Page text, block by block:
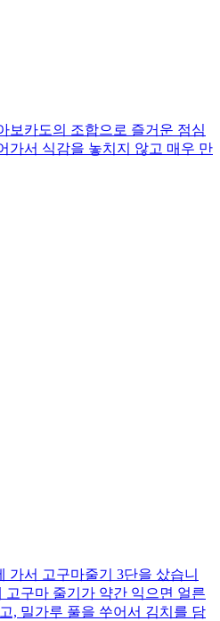
보카도의 조합으로 즐거운 점심
가서 식감을 놓치지 않고 매우 만
가서 고구마줄기 3단을 샀습니
고구마 줄기가 약간 익으면 얼른
, 밀가루 풀을 쑤어서 김치를 담